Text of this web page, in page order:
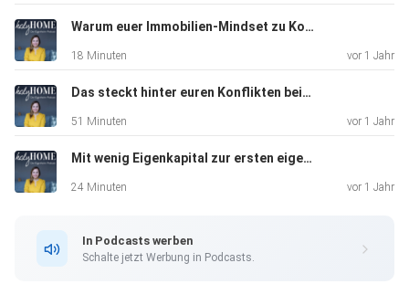
Warum euer Immobilien-Mindset zu Konflikten und Blockaden führen kann #96
18 Minuten vor 1 Jahr
Das steckt hinter euren Konflikten beim Eigenheim - Interview mit Wohnpsychologin Melanie Fritze #95
51 Minuten vor 1 Jahr
Mit wenig Eigenkapital zur ersten eigenen Immobilie #94
24 Minuten vor 1 Jahr
In Podcasts werben
Schalte jetzt Werbung in Podcasts.